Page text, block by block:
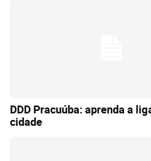
DDD Pracuúba: aprenda a
cidade